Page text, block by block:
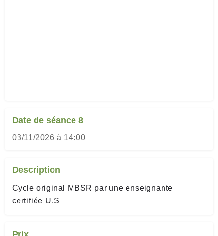
Date de séance 8
03/11/2026 à 14:00
Description
Cycle original MBSR par une enseignante
certifiée U.S
Prix